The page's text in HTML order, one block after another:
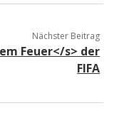
Nächster Beitrag
Feuer</s> der
FIFA